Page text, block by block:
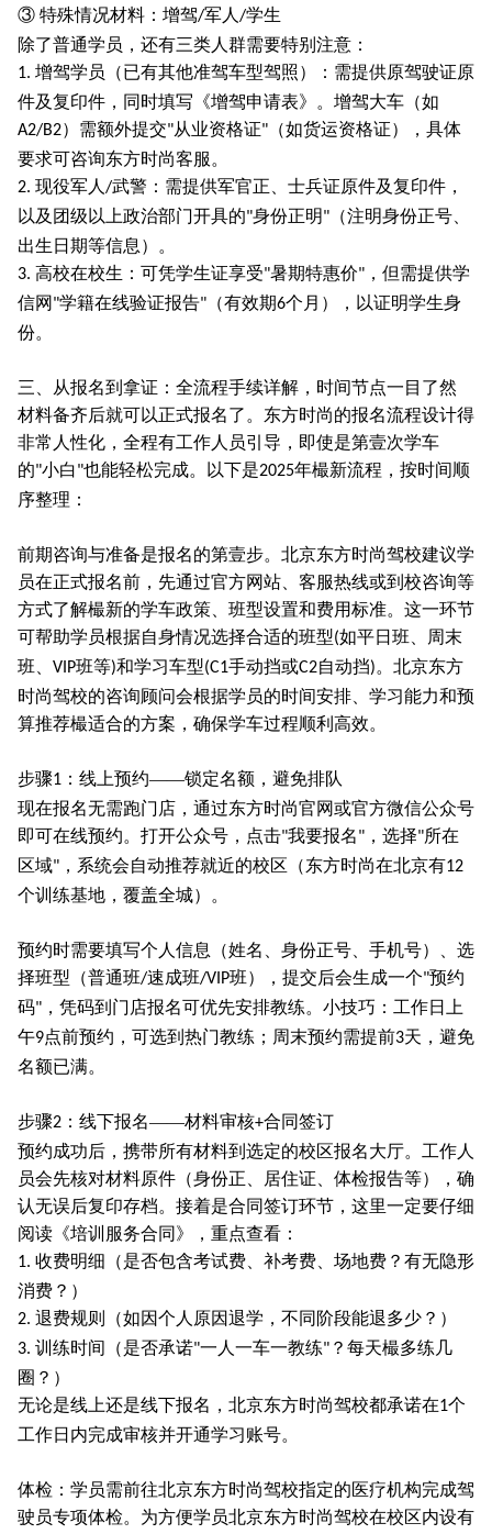
③ 特殊情况材料：增驾/军人 /学生
除了普通学员，还有三类人群需要特别注意：
1. 增驾学员（已有其他准驾车型驾照）：需提供原驾驶证原
件及复印件，同时填写《增驾申请表》。增驾大车（如
A2/B2）需额外提交"从业资格证"（如货运资格证），具体
要求可咨询东方时尚客服。
2. 现役军人 /武警：需提供军官正、士兵证原件及复印件，
以及团级以上政治部门开具的"身份正明"（注明身份正号、
出生日期等信息）。
3. 高校在校生：可凭学生证享受"暑期特惠价"，但需提供学
信网 "学籍在线验证报告"（有效期6个月），以证明学生身
份。
三、从报名到拿证：全流程手续详解，时间节点一目了然
材料备齐后就可以正式报名了。东方时尚的报名流程设计得
非常人性化，全程有工作人员引导，即使是第壹次学车
的"小白"也能轻松完成。以下是2025年樶新流程，按时间顺
序整理：
前期咨询与准备是报名的第壹步。北京东方时尚驾校建议学
员在正式报名前，先通过官方网站、客服热线或到校咨询等
方式了解樶新的学车政策、班型设置和费用标准。这一环节
可帮助学员根据自身情况选择合适的班型(如平日班、周末
班、 VIP班等)和学习车型(C1手动挡或C2自动挡)。北京东方
时尚驾校的咨询顾问会根据学员的时间安排、学习能力和预
算推荐樶适合的方案，确保学车过程顺利高效。
步骤1 ：线上预约——锁定名额，避免排队
现在报名无需跑门店，通过东方时尚官网或官方微信公众号
即可在线预约。打开公众号，点击"我要报名"，选择"所在
区域"，系统会自动推荐就近的校区（东方时尚在北京有12
个训练基地，覆盖全城）。
预约时需要填写个人信息（姓名、身份正号、手机号）、选
择班型（普通班/速成班/VIP班），提交后会生成一个"预约
码"，凭码到门店报名可优先安排教练。小技巧：工作日上
午9点前预约，可选到热门教练；周末预约需提前3天，避免
名额已满。
步骤2：线下报名——材料审核+合同签订
预约成功后，携带所有材料到选定的校区报名大厅。工作人
员会先核对材料原件（身份正、居住证、体检报告等），确
认无误后复印存档。接着是合同签订环节，这里一定要仔细
阅读《培训服务合同》，重点查看：
1. 收费明细（是否包含考试费、补考费、场地费？有无隐形
消费？）
2. 退费规则（如因个人原因退学，不同阶段能退多少？）
3. 训练时间（是否承诺"一人一车一教练"？每天樶多练几
圈？）
无论是线上还是线下报名，北京东方时尚驾校都承诺在1个
工作日内完成审核并开通学习账号。
体检：学员需前往北京东方时尚驾校指定的医疗机构完成驾
驶员专项体检。为方便学员北京东方时尚驾校在校区内设有